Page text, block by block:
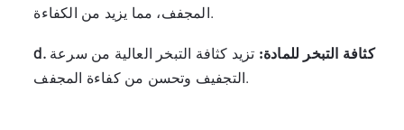
المجفف، مما يزيد من الكفاءة.
d. كثافة التبخر للمادة: تزيد كثافة التبخر العالية من سرعة
التجفيف وتحسن من كفاءة المجفف.